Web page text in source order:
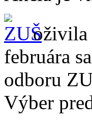
oživila
februára
odboru
Výber